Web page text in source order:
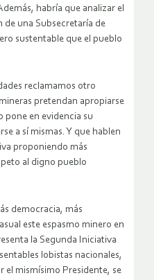
habría que analizar el
de una Subsecretaría de
sustentable que el pueblo
reclamamos otro
pretendan apropiarse
pone en evidencia su
a sí mismas. Y que hablen
proponiendo más
al digno pueblo
democracia, más
este espasmo minero en
la Segunda Iniciativa
lobistas nacionales,
el mismísimo Presidente, se